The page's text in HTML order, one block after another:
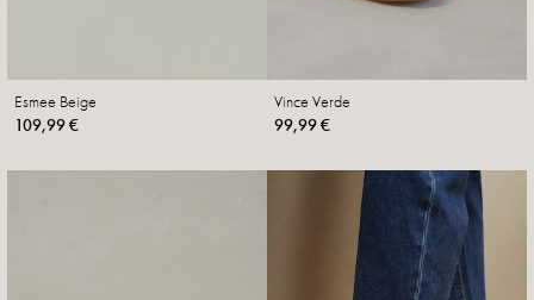
Esmee Beige
109,99 €
Vince Verde
99,99 €